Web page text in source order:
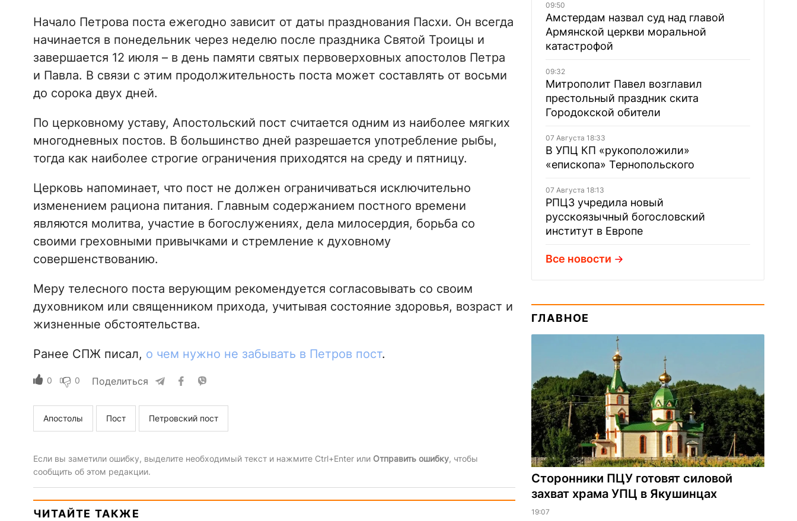
Начало Петрова поста ежегодно зависит от даты празднования Пасхи. Он всегда
начинается в понедельник через неделю после праздника Святой Троицы и
завершается 12 июля – в день памяти святых первоверховных апостолов Петра
и Павла. В связи с этим продолжительность поста может составлять от восьми
до сорока двух дней.
По церковному уставу, Апостольский пост считается одним из наиболее мягких
многодневных постов. В большинство дней разрешается употребление рыбы,
тогда как наиболее строгие ограничения приходятся на среду и пятницу.
Церковь напоминает, что пост не должен ограничиваться исключительно
изменением рациона питания. Главным содержанием постного времени
являются молитва, участие в богослужениях, дела милосердия, борьба со
своими греховными привычками и стремление к духовному
совершенствованию.
Меру телесного поста верующим рекомендуется согласовывать со своим
духовником или священником прихода, учитывая состояние здоровья, возраст и
жизненные обстоятельства.
Ранее СПЖ писал, о чем нужно не забывать в Петров пост.
0 0 Поделиться
Апостолы Пост Петровский пост
Если вы заметили ошибку, выделите необходимый текст и нажмите Ctrl+Enter или Отправить ошибку, чтобы
сообщить об этом редакции.
ЧИТАЙТЕ ТАКЖЕ
09:50
Амстердам назвал суд над главой
Армянской церкви моральной
катастрофой
09:32
Митрополит Павел возглавил
престольный праздник скита
Городокской обители
07 Августа 18:33
В УПЦ КП «рукоположили»
«епископа» Тернопольского
07 Августа 18:13
РПЦЗ учредила новый
русскоязычный богословский
институт в Европе
Все новости
ГЛАВНОЕ
Сторонники ПЦУ готовят силовой
захват храма УПЦ в Якушинцах
19:07